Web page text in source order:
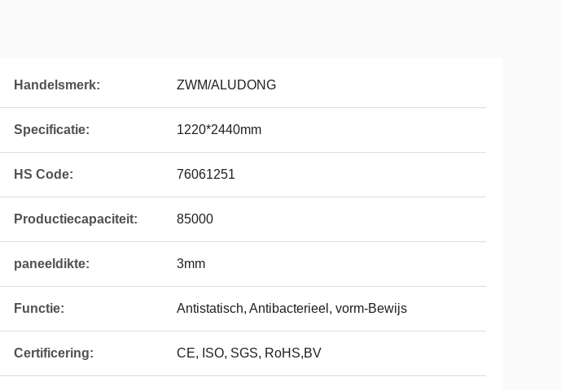
Handelsmerk: ZWM/ALUDONG
Specificatie: 1220*2440mm
HS Code: 76061251
Productiecapaciteit: 85000
paneeldikte: 3mm
Functie: Antistatisch, Antibacterieel, vorm-Bewijs
Certificering: CE, ISO, SGS, RoHS,BV